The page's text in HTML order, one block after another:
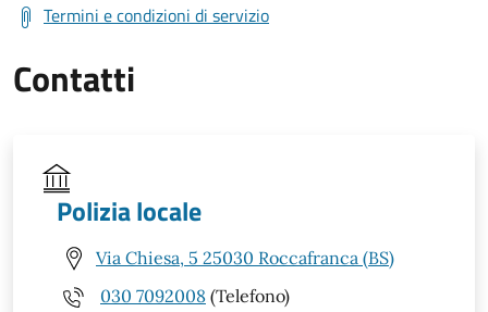
Termini e condizioni di servizio
Contatti
Polizia locale
Via Chiesa, 5 25030 Roccafranca (BS)
030 7092008 (Telefono)